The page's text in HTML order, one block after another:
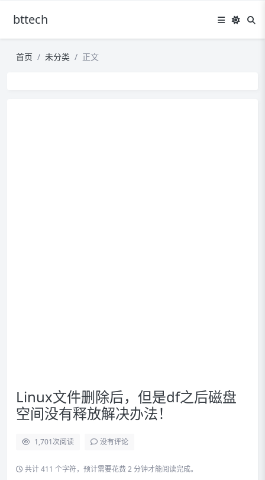
bttech
首页 未分类 正文
Linux文件删除后，但是df之后磁盘
空间没有释放解决办法！
1,701次阅读 没有评论
共计 411 个字符，预计需要花费 2 分钟才能阅读完成。